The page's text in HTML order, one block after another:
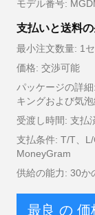
モデル番号:
支払いと送料
最小注文数量: 1
価格: 交渉可能
パッケージの詳
キングおよび気
受渡し時間: 支払
支払条件: T/T、L/
MoneyGram
供給の能力: 30か
最良 の 価